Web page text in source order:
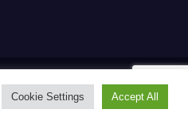
Contact CONTATTI Privacy Policy
Cookie Settings Accept All